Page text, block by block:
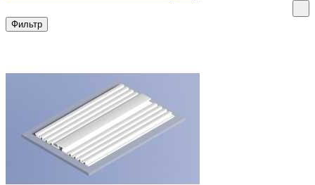
Фильтр